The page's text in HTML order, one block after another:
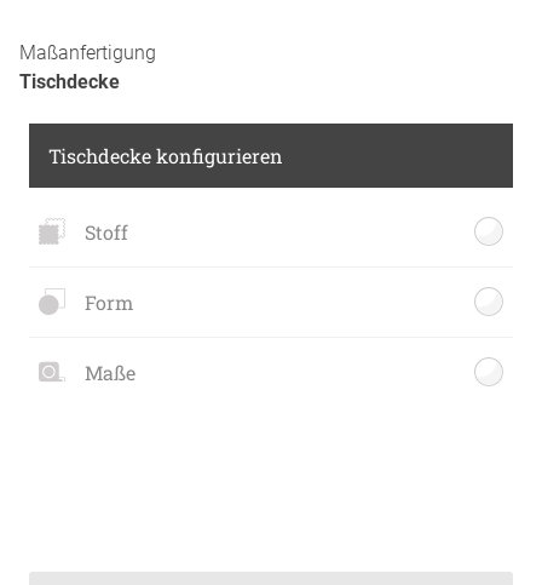
Maßanfertigung
Tischdecke
Tischdecke konfigurieren
Stoff
Form
Maße